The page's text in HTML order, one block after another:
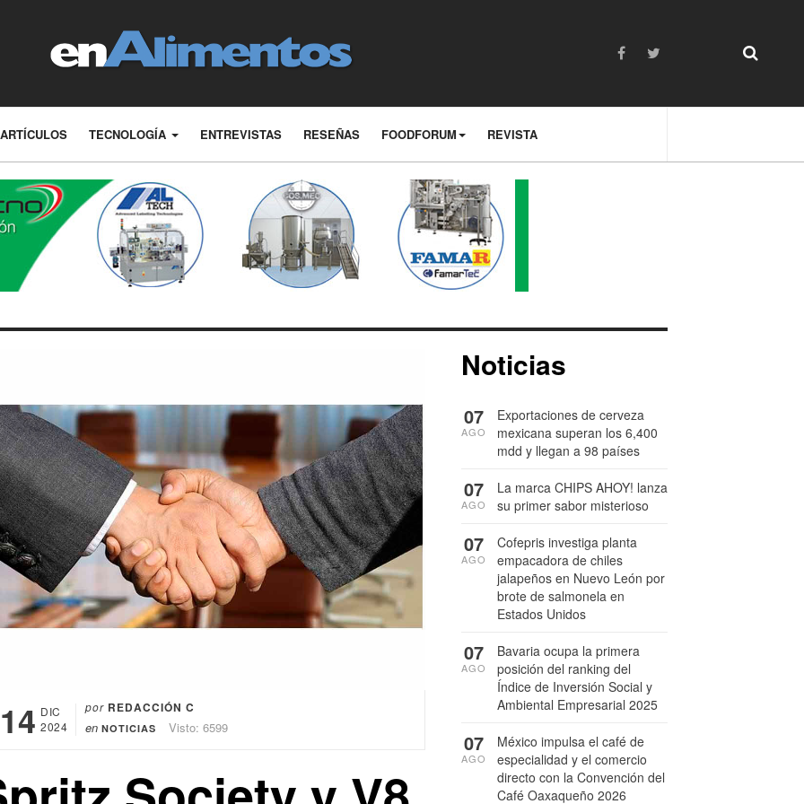
ARTÍCULOS TECNOLOGÍA ENTREVISTAS RESEÑAS FOODFORUM REVISTA
14 DIC
2024
por REDACCIÓN C
en NOTICIAS Visto: 6599
Noticias
Exportaciones de cerveza
mexicana superan los 6,400
mdd y llegan a 98 países
07
AGO
La marca CHIPS AHOY! lanza
su primer sabor misterioso
07
AGO
Cofepris investiga planta
empacadora de chiles
jalapeños en Nuevo León por
brote de salmonela en
Estados Unidos
07
AGO
Bavaria ocupa la primera
posición del ranking del
Índice de Inversión Social y
Ambiental Empresarial 2025
07
AGO
México impulsa el café de
especialidad y el comercio
directo con la Convención del
Café Oaxaqueño 2026
07
AGO